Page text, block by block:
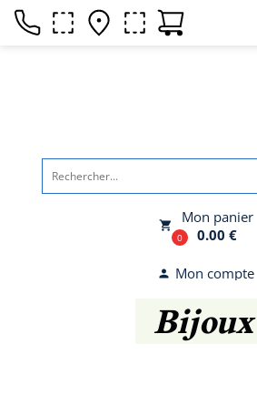
local_grocery_store
0
Mon panier
0.00 €
person Mon compte
Bijoux